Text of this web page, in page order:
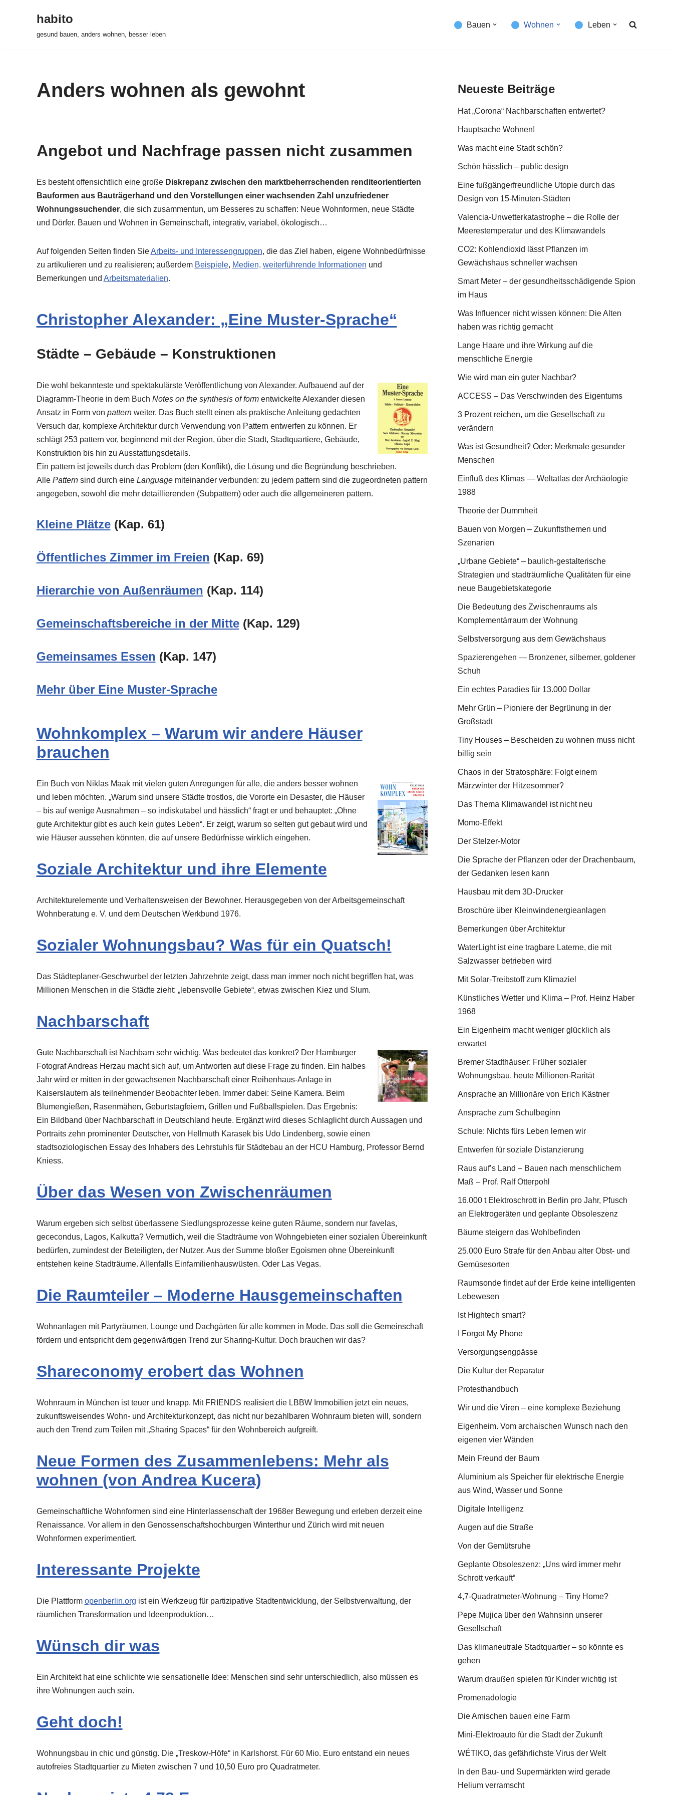
habito
gesund bauen, anders wohnen, besser leben
Bauen Wohnen Leben
Anders wohnen als gewohnt
Angebot und Nachfrage passen nicht zusammen
Es besteht offensichtlich eine große Diskrepanz zwischen den marktbeherrschenden renditeorientierten
Bauformen aus Bauträgerhand und den Vorstellungen einer wachsenden Zahl unzufriedener
Wohnungssuchender, die sich zusammentun, um Besseres zu schaffen: Neue Wohnformen, neue Städte
und Dörfer. Bauen und Wohnen in Gemeinschaft, integrativ, variabel, ökologisch…
Auf folgenden Seiten finden SieArbeits- und Interessengruppen, die das Ziel haben, eigene Wohnbedürfnisse
zu artikulieren und zu realisieren; außerdem Beispiele, Medien, weiterführende Informationen und
Bemerkungen und Arbeitsmaterialien.
Christopher Alexander: „Eine Muster-Sprache“
Städte – Gebäude – Konstruktionen
Die wohl bekannteste und spektakulärste Veröffentlichung von Alexander. Aufbauend auf der
Diagramm-Theorie in dem Buch Notes on the synthesis of form entwickelte Alexander diesen
Ansatz in Form von patternweiter. Das Buch stellt einen als praktische Anleitung gedachten
Versuch dar, komplexe Architektur durch Verwendung von Pattern entwerfen zu können. Er
schlägt 253 pattern vor, beginnend mit der Region, über die Stadt, Stadtquartiere, Gebäude,
Konstruktion bis hin zu Ausstattungsdetails.
Ein pattern ist jeweils durch das Problem (den Konflikt), die Lösung und die Begründung beschrieben.
Alle Patternsind durch eine Language miteinander verbunden: zu jedem pattern sind die zugeordneten pattern
angegeben, sowohl die mehr detaillierenden (Subpattern) oder auch die allgemeineren pattern.
Kleine Plätze(Kap. 61)
Öffentliches Zimmer im Freien (Kap. 69)
Hierarchie von Außenräumen (Kap. 114)
Gemeinschaftsbereiche in der Mitte(Kap. 129)
Gemeinsames Essen (Kap. 147)
Mehr über Eine Muster-Sprache
Wohnkomplex – Warum wir andere Häuser
brauchen
Ein Buch von Niklas Maak mit vielen guten Anregungen für alle, die anders besser wohnen
und leben möchten. „Warum sind unsere Städte trostlos, die Vororte ein Desaster, die Häuser
– bis auf wenige Ausnahmen – so indiskutabel und hässlich“ fragt er und behauptet: „Ohne
gute Architektur gibt es auch kein gutes Leben“. Er zeigt, warum so selten gut gebaut wird und
wie Häuser aussehen könnten, die auf unsere Bedürfnisse wirklich eingehen.
Soziale Architektur und ihre Elemente
Architekturelemente und Verhaltensweisen der Bewohner. Herausgegeben von der Arbeitsgemeinschaft
Wohnberatung e. V. und dem Deutschen Werkbund 1976.
Sozialer Wohnungsbau? Was für ein Quatsch!
Das Städteplaner-Geschwurbel der letzten Jahrzehnte zeigt, dass man immer noch nicht begriffen hat, was
Millionen Menschen in die Städte zieht: „lebensvolle Gebiete“, etwas zwischen Kiez und Slum.
Nachbarschaft
Gute Nachbarschaft ist Nachbarn sehr wichtig. Was bedeutet das konkret? Der Hamburger
Fotograf Andreas Herzau macht sich auf, um Antworten auf diese Frage zu finden. Ein halbes
Jahr wird er mitten in der gewachsenen Nachbarschaft einer Reihenhaus-Anlage in
Kaiserslautern als teilnehmender Beobachter leben. Immer dabei: Seine Kamera. Beim
Blumengießen, Rasenmähen, Geburtstagfeiern, Grillen und Fußballspielen. Das Ergebnis:
Ein Bildband über Nachbarschaft in Deutschland heute. Ergänzt wird dieses Schlaglicht durch Aussagen und
Portraits zehn prominenter Deutscher, von Hellmuth Karasek bis Udo Lindenberg, sowie einen
stadtsoziologischen Essay des Inhabers des Lehrstuhls für Städtebau an der HCU Hamburg, Professor Bernd
Kniess.
Über das Wesen von Zwischenräumen
Warum ergeben sich selbst überlassene Siedlungsprozesse keine guten Räume, sondern nur favelas,
gececondus, Lagos, Kalkutta? Vermutlich, weil die Stadträume von Wohngebieten einer sozialen Übereinkunft
bedürfen, zumindest der Beteiligten, der Nutzer. Aus der Summe bloßer Egoismen ohne Übereinkunft
entstehen keine Stadträume. Allenfalls Einfamilienhauswüsten. Oder Las Vegas.
Die Raumteiler – Moderne Hausgemeinschaften
Wohnanlagen mit Partyräumen, Lounge und Dachgärten für alle kommen in Mode. Das soll die Gemeinschaft
fördern und entspricht dem gegenwärtigen Trend zur Sharing-Kultur. Doch brauchen wir das?
Shareconomy erobert das Wohnen
Wohnraum in München ist teuer und knapp. Mit FRIENDS realisiert die LBBW Immobilien jetzt ein neues,
zukunftsweisendes Wohn- und Architekturkonzept, das nicht nur bezahlbaren Wohnraum bieten will, sondern
auch den Trend zum Teilen mit „Sharing Spaces“ für den Wohnbereich aufgreift.
Neue Formen des Zusammenlebens: Mehr als
wohnen (von Andrea Kucera)
Gemeinschaftliche Wohnformen sind eine Hinterlassenschaft der 1968er Bewegung und erleben derzeit eine
Renaissance. Vor allem in den Genossenschaftshochburgen Winterthur und Zürich wird mit neuen
Wohnformen experimentiert.
Interessante Projekte
Die Plattform openberlin.org ist ein Werkzeug für partizipative Stadtentwicklung, der Selbstverwaltung, der
räumlichen Transformation und Ideenproduktion…
Wünsch dir was
Ein Architekt hat eine schlichte wie sensationelle Idee: Menschen sind sehr unterschiedlich, also müssen es
ihre Wohnungen auch sein.
Geht doch!
Wohnungsbau in chic und günstig. Die „Treskow-Höfe“ in Karlshorst. Für 60 Mio. Euro entstand ein neues
autofreies Stadtquartier zu Mieten zwischen 7 und 10,50 Euro pro Quadratmeter.
Neueste Beiträge
Hat „Corona“ Nachbarschaften entwertet?
Hauptsache Wohnen!
Was macht eine Stadt schön?
Schön hässlich – public design
Eine fußgängerfreundliche Utopie durch das
Design von 15-Minuten-Städten
Valencia-Unwetterkatastrophe – die Rolle der
Meerestemperatur und des Klimawandels
CO2: Kohlendioxid lässt Pflanzen im
Gewächshaus schneller wachsen
Smart Meter – der gesundheitsschädigende Spion
im Haus
Was Influencer nicht wissen können: Die Alten
haben was richtig gemacht
Lange Haare und ihre Wirkung auf die
menschliche Energie
Wie wird man ein guter Nachbar?
ACCESS – Das Verschwinden des Eigentums
3 Prozent reichen, um die Gesellschaft zu
verändern
Was ist Gesundheit? Oder: Merkmale gesunder
Menschen
Einfluß des Klimas — Weltatlas der Archäologie
1988
Theorie der Dummheit
Bauen von Morgen – Zukunftsthemen und
Szenarien
„Urbane Gebiete“ – baulich-gestalterische
Strategien und stadträumliche Qualitäten für eine
neue Baugebietskategorie
Die Bedeutung des Zwischenraums als
Komplementärraum der Wohnung
Selbstversorgung aus dem Gewächshaus
Spazierengehen — Bronzener, silberner, goldener
Schuh
Ein echtes Paradies für 13.000 Dollar
Mehr Grün – Pioniere der Begrünung in der
Großstadt
Tiny Houses – Bescheiden zu wohnen muss nicht
billig sein
Chaos in der Stratosphäre: Folgt einem
Märzwinter der Hitzesommer?
Das Thema Klimawandel ist nicht neu
Momo-Effekt
Der Stelzer-Motor
Die Sprache der Pflanzen oder der Drachenbaum,
der Gedanken lesen kann
Hausbau mit dem 3D-Drucker
Broschüre über Kleinwindenergieanlagen
Bemerkungen über Architektur
WaterLight ist eine tragbare Laterne, die mit
Salzwasser betrieben wird
Mit Solar-Treibstoff zum Klimaziel
Künstliches Wetter und Klima – Prof. Heinz Haber
1968
Ein Eigenheim macht weniger glücklich als
erwartet
Bremer Stadthäuser: Früher sozialer
Wohnungsbau, heute Millionen-Rarität
Ansprache an Millionäre von Erich Kästner
Ansprache zum Schulbeginn
Schule: Nichts fürs Leben lernen wir
Entwerfen für soziale Distanzierung
Raus auf’s Land – Bauen nach menschlichem
Maß – Prof. Ralf Otterpohl
16.000 t Elektroschrott in Berlin pro Jahr, Pfusch
an Elektrogeräten und geplante Obsoleszenz
Bäume steigern das Wohlbefinden
25.000 Euro Strafe für den Anbau alter Obst- und
Gemüsesorten
Raumsonde findet auf der Erde keine intelligenten
Lebewesen
Ist Hightech smart?
I Forgot My Phone
Versorgungsengpässe
Die Kultur der Reparatur
Protesthandbuch
Wir und die Viren – eine komplexe Beziehung
Eigenheim. Vom archaischen Wunsch nach den
eigenen vier Wänden
Mein Freund der Baum
Aluminium als Speicher für elektrische Energie
aus Wind, Wasser und Sonne
Digitale Intelligenz
Augen auf die Straße
Von der Gemütsruhe
Geplante Obsoleszenz: „Uns wird immer mehr
Schrott verkauft“
4,7-Quadratmeter-Wohnung – Tiny Home?
Pepe Mujica über den Wahnsinn unserer
Gesellschaft
Das klimaneutrale Stadtquartier – so könnte es
gehen
Warum draußen spielen für Kinder wichtig ist
Promenadologie
Die Amischen bauen eine Farm
Mini-Elektroauto für die Stadt der Zukunft
WÉTIKO, das gefährlichste Virus der Welt
In den Bau- und Supermärkten wird gerade
Helium verramscht